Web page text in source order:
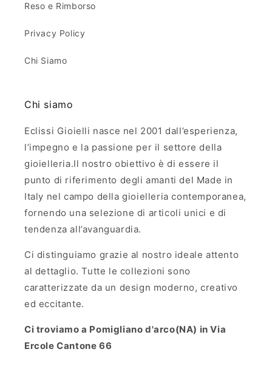
Reso e Rimborso
Privacy Policy
Chi Siamo
Chi siamo
Eclissi Gioielli nasce nel 2001 dall’esperienza,
l’impegno e la passione per il settore della
gioielleria.Il nostro obiettivo è di essere il
punto di riferimento degli amanti del Made in
Italy nel campo della gioielleria contemporanea,
fornendo una selezione di articoli unici e di
tendenza all’avanguardia.
Ci distinguiamo grazie al nostro ideale attento
al dettaglio. Tutte le collezioni sono
caratterizzate da un design moderno, creativo
ed eccitante.
Ci troviamo a Pomigliano d'arco(NA) in Via
Ercole Cantone 66